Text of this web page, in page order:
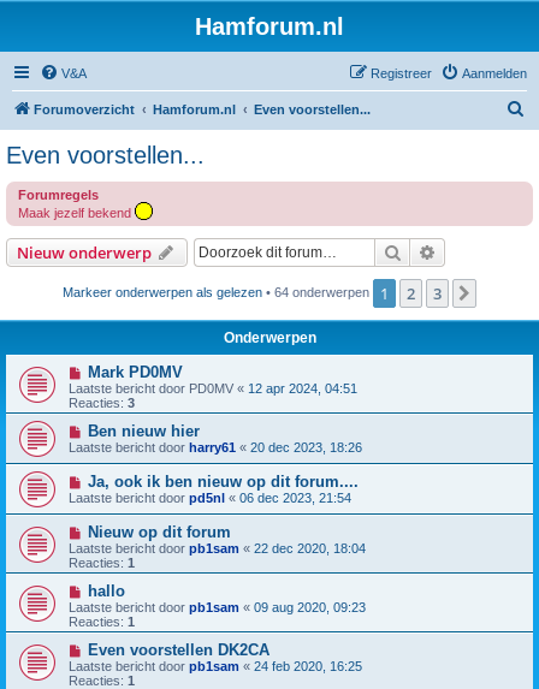
Hamforum.nl
V&A Aanmelden
Registreer
Forumoverzicht Hamforum.nl Even voorstellen...
Even voorstellen...
Forumregels
Maak jezelf bekend
Nieuw onderwerp Zoek
Markeer onderwerpen als gelezen • 64 onderwerpen 1 2 3
Onderwerpen
Mark PD0MV
Laatste bericht door PD0MV « 12 apr 2024, 04:51
Reacties: 3
Ben nieuw hier
Laatste bericht door harry61 « 20 dec 2023, 18:26
Ja, ook ik ben nieuw op dit forum....
Laatste bericht door pd5nl « 06 dec 2023, 21:54
Nieuw op dit forum
Laatste bericht door pb1sam « 22 dec 2020, 18:04
Reacties: 1
hallo
Laatste bericht door pb1sam « 09 aug 2020, 09:23
Reacties: 1
Even voorstellen DK2CA
Laatste bericht door pb1sam « 24 feb 2020, 16:25
Reacties: 1